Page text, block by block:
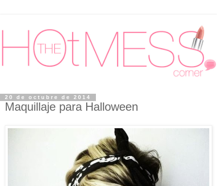
20 de octubre de 2014
Maquillaje para Halloween